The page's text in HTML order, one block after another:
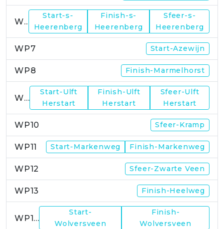
WP6
Start-s-
Heerenberg
Finish-s-
Heerenberg
Sfeer-s-
Heerenberg
WP7 Start-Azewijn
WP8 Finish-Marmelhorst
WP9
Start-Ulft
Herstart
Finish-Ulft
Herstart
Sfeer-Ulft
Herstart
WP10 Sfeer-Kramp
WP11 Start-Markenweg Finish-Markenweg
WP12 Sfeer-Zwarte Veen
WP13 Finish-Heelweg
WP14
Start-
Wolversveen
Finish-
Wolversveen